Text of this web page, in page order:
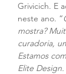
Grivicich. E
neste ano. “
mostra?
curadoria,
Estamos
Elite